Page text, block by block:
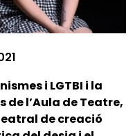
i LGTBI i la
l’Aula de Teatre,
de creació